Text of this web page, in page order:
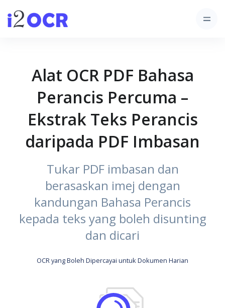
Alat OCR PDF Bahasa
Perancis Percuma –
Ekstrak Teks Perancis
daripada PDF Imbasan
Tukar PDF imbasan dan
berasaskan imej dengan
kandungan Bahasa Perancis
kepada teks yang boleh disunting
dan dicari
OCR yang Boleh Dipercayai untuk Dokumen Harian